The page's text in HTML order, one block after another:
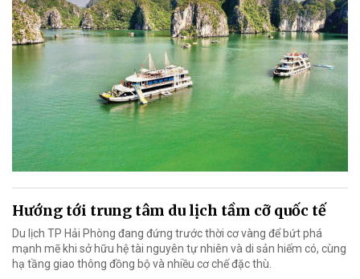
Hướng tới trung tâm du lịch tầm cỡ quốc tế
Du lịch TP Hải Phòng đang đứng trước thời cơ vàng để bứt phá
mạnh mẽ khi sở hữu hệ tài nguyên tự nhiên và di sản hiếm có, cùng
hạ tầng giao thông đồng bộ và nhiều cơ chế đặc thù.